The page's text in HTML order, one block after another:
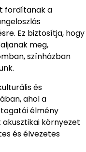
fordítanak a
Ez biztosítja, hogy
meg,
színházban
és
ahol a
élmény
környezet
és élvezetes